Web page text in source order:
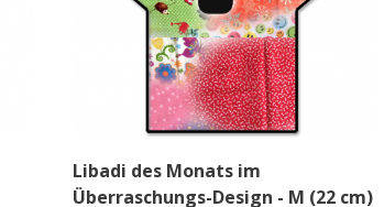
Libadi des Monats im
Überraschungs-Design - M (22 cm)